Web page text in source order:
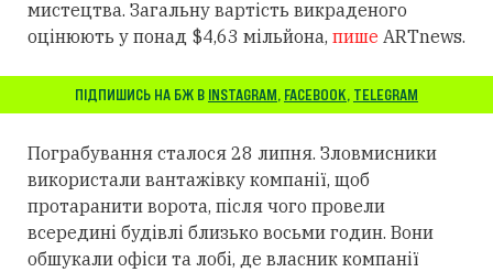
мистецтва. Загальну вартість викраденого
оцінюють у понад $4,63 мільйона, пише ARTnews.
ПІДПИШИСЬ НА БЖ В INSTAGRAM, FACEBOOK, TELEGRAM
Пограбування сталося 28 липня. Зловмисники
використали вантажівку компанії, щоб
протаранити ворота, після чого провели
всередині будівлі близько восьми годин. Вони
обшукали офіси та лобі, де власник компанії